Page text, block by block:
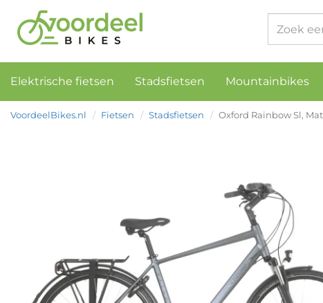
Elektrische fietsen Stadsfietsen Mountainbikes
VoordeelBikes.nl Fietsen Stadsfietsen Oxford Rainbow Sl,